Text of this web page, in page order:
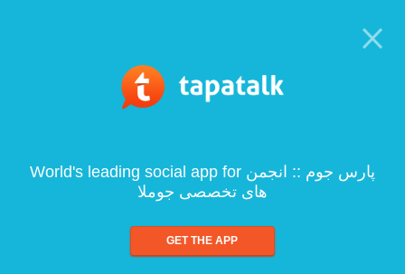
World's leading social app for پارس جوم :: انجمن
های تخصصی جوملا
GET THE APP